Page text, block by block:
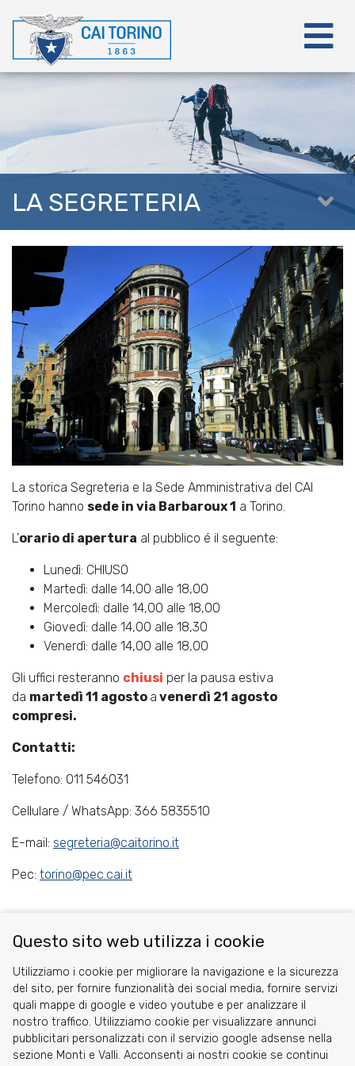
LA SEGRETERIA
La storica Segreteria e la Sede Amministrativa del CAI
Torino hanno sede in via Barbaroux 1 a Torino.
L'orario di apertura al pubblico é il seguente:
Lunedì: CHIUSO
Martedì: dalle 14,00 alle 18,00
Mercoledì: dalle 14,00 alle 18,00
Giovedì: dalle 14,00 alle 18,30
Venerdì: dalle 14,00 alle 18,00
Gli uffici resteranno chiusi per la pausa estiva
da martedì 11 agosto a venerdì 21 agosto
compresi.
Contatti:
Telefono: 011 546031
Cellulare / WhatsApp: 366 5835510
E-mail: segreteria@caitorino.it
Pec: torino@pec.cai.it
Passa a trovarci!
ShareFacebook
Twitter
Questo sito web utilizza i cookie
Utilizziamo i cookie per migliorare la navigazione e la sicurezza
del sito, per fornire funzionalità dei social media, fornire servizi
quali mappe di google e video youtube e per analizzare il
nostro traffico. Utilizziamo cookie per visualizzare annunci
pubblicitari personalizzati con il servizio google adsense nella
sezione Monti e Valli. Acconsenti ai nostri cookie se continui